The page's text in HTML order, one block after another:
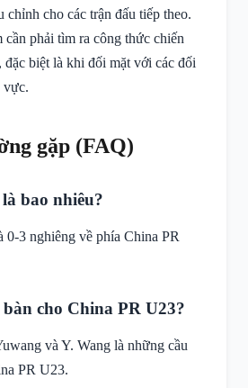
chỉnh cho các trận đấu tiếp theo.
phải tìm ra công thức chiến
đặc biệt là khi đối mặt với các đối
vực.
gặp (FAQ)
bao nhiêu?
0-3 nghiêng về phía China PR
cho China PR U23?
và Y. Wang là những cầu
PR U23.